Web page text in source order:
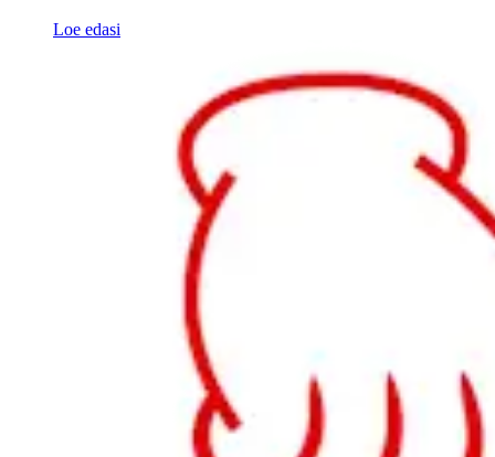
Loe edasi